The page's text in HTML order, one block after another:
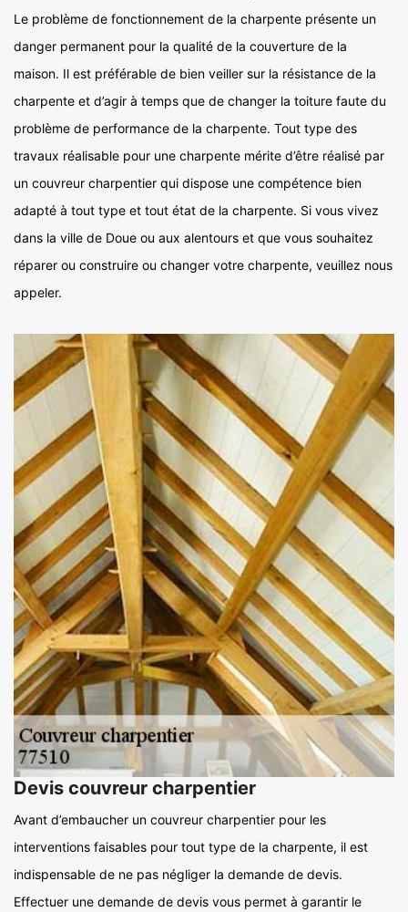
Le problème de fonctionnement de la charpente présente un
danger permanent pour la qualité de la couverture de la
maison. Il est préférable de bien veiller sur la résistance de la
charpente et d’agir à temps que de changer la toiture faute du
problème de performance de la charpente. Tout type des
travaux réalisable pour une charpente mérite d’être réalisé par
un couvreur charpentier qui dispose une compétence bien
adapté à tout type et tout état de la charpente. Si vous vivez
dans la ville de Doue ou aux alentours et que vous souhaitez
réparer ou construire ou changer votre charpente, veuillez nous
appeler.
Devis couvreur charpentier
Avant d’embaucher un couvreur charpentier pour les
interventions faisables pour tout type de la charpente, il est
indispensable de ne pas négliger la demande de devis.
Effectuer une demande de devis vous permet à garantir le